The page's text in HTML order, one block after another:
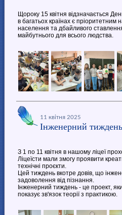
Щороку 15 квітня відзначається
в багатьох країнах є пріоритетним
населення та дбайливого
майбутнього для всього людства.
11 квітня 2025
Інженерний тиждень
З 1 по 11 квітня в нашому ліцеї
Ліцеїсти мали змогу проявити
технічні проєкти.
Цей тиждень вкотре довів, що
задоволення від пізнання.
Інженерний тиждень - це проект,
показує зв'язок теорії з практикою.